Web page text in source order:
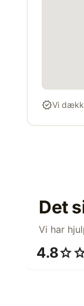
verifiedVi
Det
Vi har
4.8star